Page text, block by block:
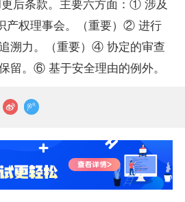
产权理事会。（重要）② 进行
溯力。（重要）④ 协定的审查
留。⑥ 基于安全理由的例外。